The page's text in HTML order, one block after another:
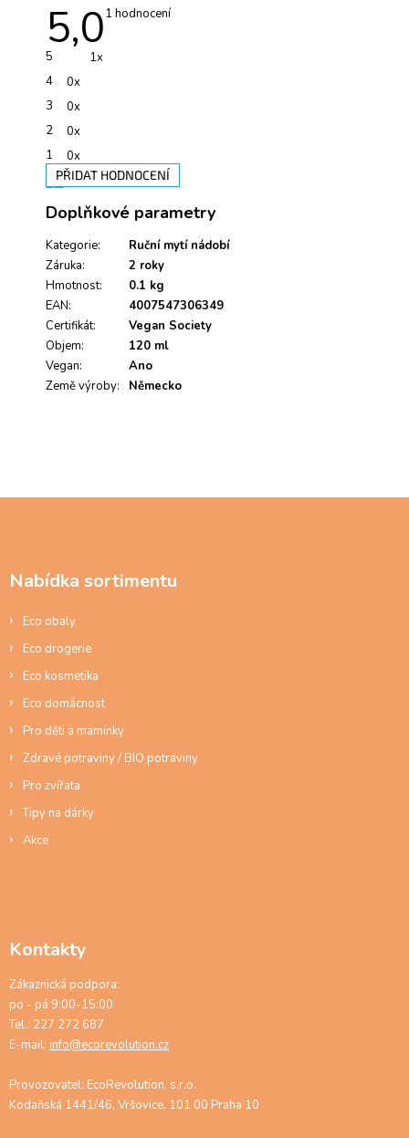
5,0Průměrné
1 hodnocení
5
1x
4
0x
3
0x
2
0x
1
0x
PŘIDAT HODNOCENÍ
ý
i
s
h
d
n
o
c
e
Doplňkové parametry
Kategorie:
Ruční mytí nádobí
Záruka:
2 roky
Hmotnost:
0.1 kg
EAN:
4007547306349
Certifikát:
Vegan Society
Objem:
120 ml
Vegan:
Ano
Země výroby: Německo
Nabídka sortimentu
Eco obaly
Eco drogerie
Eco kosmetika
Eco domácnost
Pro děti a maminky
Zdravé potraviny / BIO potraviny
Pro zvířata
Tipy na dárky
Akce
Kontakty
Zákaznická podpora:
po - pá 9:00-15:00
Tel.: 227 272 687
E-mail: info@ecorevolution.cz
Provozovatel: EcoRevolution, s.r.o.
Kodaňská 1441/46, Vršovice, 101 00 Praha 10